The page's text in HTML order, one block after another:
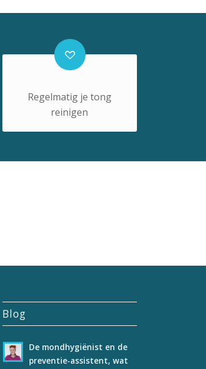
Regelmatig je tong
reinigen
Blog
De mondhygiënist en de
preventie-assistent, wat